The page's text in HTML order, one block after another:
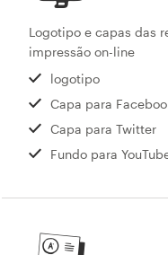
Logotipo e capas das
impressão on-line
logotipo
Capa para
Capa para Twitter
Fundo para